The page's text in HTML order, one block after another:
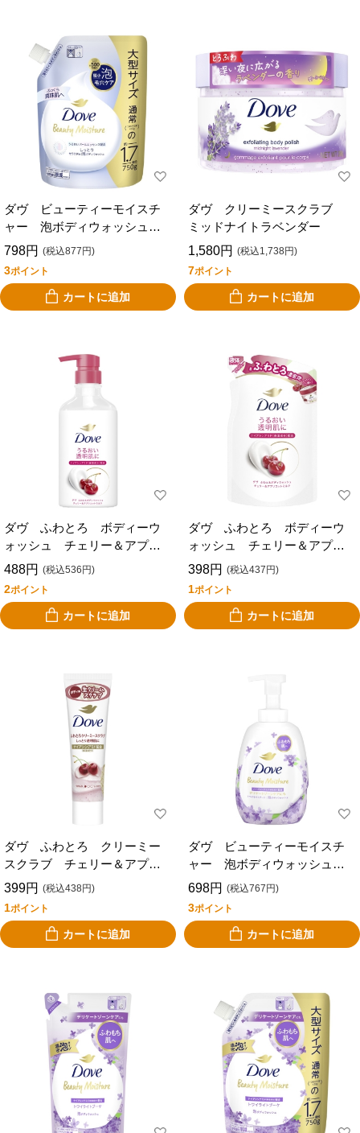
ダヴ ビューティーモイスチ
ャー 泡ボディウォッシュ
しっとり 詰替用 ７５０ｇ
798円 (税込877円)
3ポイント
カートに追加
ダヴ クリーミースクラブ
ミッドナイトラベンダー
1,580円 (税込1,738円)
7ポイント
カートに追加
ダヴ ふわとろ ボディーウ
ォッシュ チェリー＆アプリ
コットミルク ポンプ ４５
488円 (税込536円)
2ポイント
カートに追加
ダヴ ふわとろ ボディーウ
ォッシュ チェリー＆アプリ
コットミルク 替 ３４０ｇ
398円 (税込437円)
1ポイント
カートに追加
ダヴ ふわとろ クリーミー
スクラブ チェリー＆アプリ
コットミルク ５０ｇ
399円 (税込438円)
1ポイント
カートに追加
ダヴ ビューティーモイスチ
ャー 泡ボディウォッシュ
トワイライトブーケ ポン
698円 (税込767円)
3ポイント
カートに追加